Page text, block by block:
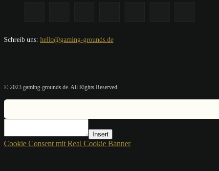
Schreib uns: hello@gaming-grounds.de
© 2023 gaming-grounds.de. All Rights Reserved.
Insert
Cookie Consent mit Real Cookie Banner